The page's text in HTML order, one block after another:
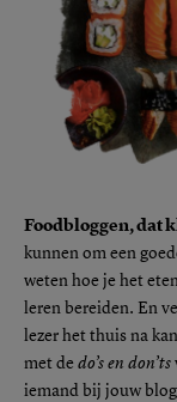
Foodbloggen, dat
kunnen om een
weten hoe je het
leren bereiden. En
lezer het thuis na
met de do’s en don’ts
iemand bij jouw